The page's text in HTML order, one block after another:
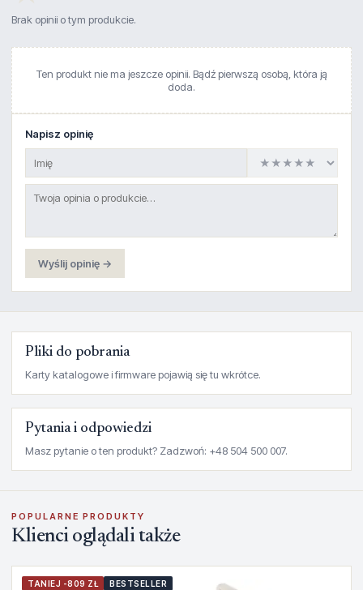
Brak opinii o tym produkcie.
Ten produkt nie ma jeszcze opinii. Bądź pierwszą osobą, która ją
doda.
Napisz opinię
Wyślij opinię →
Pliki do pobrania
Karty katalogowe i firmware pojawią się tu wkrótce.
Pytania i odpowiedzi
Masz pytanie o ten produkt? Zadzwoń: +48 504 500 007.
POPULARNE PRODUKTY
Klienci oglądali także
TANIEJ -809 ZŁ BESTSELLER